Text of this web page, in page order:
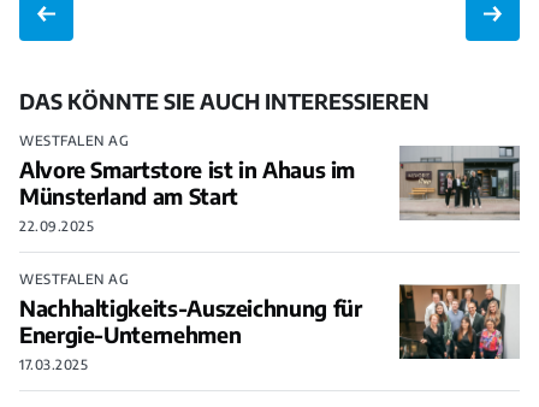
DAS KÖNNTE SIE AUCH INTERESSIEREN
WESTFALEN AG
Alvore Smartstore ist in Ahaus im
Münsterland am Start
22.09.2025
WESTFALEN AG
Nachhaltigkeits-Auszeichnung für
Energie-Unternehmen
17.03.2025